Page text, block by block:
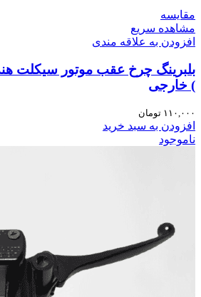
مقایسه
مشاهده سریع
افزودن به علاقه مندی
) خارجی
۱۱۰,۰۰۰ تومان
افزودن به سبد خرید
ناموجود